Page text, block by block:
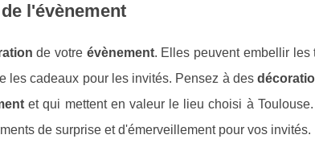
l'évènement
de votre évènement. Elles peuvent embellir les
les cadeaux pour les invités. Pensez à des
et qui mettent en valeur le lieu choisi à
de surprise et d'émerveillement pour vos invités.